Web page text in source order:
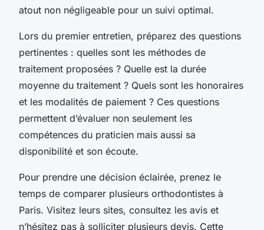
atout non négligeable pour un suivi optimal.
Lors du premier entretien, préparez des questions
pertinentes : quelles sont les méthodes de
traitement proposées ? Quelle est la durée
moyenne du traitement ? Quels sont les honoraires
et les modalités de paiement ? Ces questions
permettent d’évaluer non seulement les
compétences du praticien mais aussi sa
disponibilité et son écoute.
Pour prendre une décision éclairée, prenez le
temps de comparer plusieurs orthodontistes à
Paris. Visitez leurs sites, consultez les avis et
n’hésitez pas à solliciter plusieurs devis. Cette